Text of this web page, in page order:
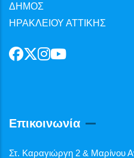
ΔΗΜΟΣ
ΗΡΑΚΛΕΙΟΥ ΑΤΤΙΚΗΣ
Επικοινωνία
Στ. Καραγιώργη 2 & Μαρίνου